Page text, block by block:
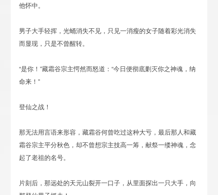
他怀中。
男子大手轻挥，光蛹消失不见，只见一消瘦的女子随着彩光消失
而显现，只是不曾醒转。
“是你！”藏霜谷宗主愕然而怒道：“今日便彻底剿灭你之神魂，纳
命来！”
登仙之战！
那无法用言语来形容，藏霜谷何曾吃过这种大亏，最后那人和藏
霜谷宗主平分秋色，却不曾想宗主技高一筹，献祭一缕神魂，念
起了老祖的名号。
片刻后，那远处的天元山裂开一口子，从里面探出一只大手，向